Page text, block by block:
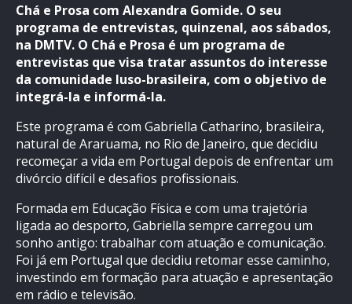
Chá e Prosa com Alexandra Gomide. O seu
programa de entrevistas, quinzenal, aos sábados,
na DMTV. O Chá e Prosa é um programa de
entrevistas que visa tratar assuntos do interesse
da comunidade luso-brasileira, com o objetivo de
integrá-la e informá-la.
Este programa é com Gabriella Catharino, brasileira,
natural de Araruama, no Rio de Janeiro, que decidiu
recomeçar a vida em Portugal depois de enfrentar um
divórcio difícil e desafios profissionais.
Formada em Educação Física e com uma trajetória
ligada ao desporto, Gabriella sempre carregou um
sonho antigo: trabalhar com atuação e comunicação.
Foi já em Portugal que decidiu retomar esse caminho,
investindo em formação para atuação e apresentação
em rádio e televisão.